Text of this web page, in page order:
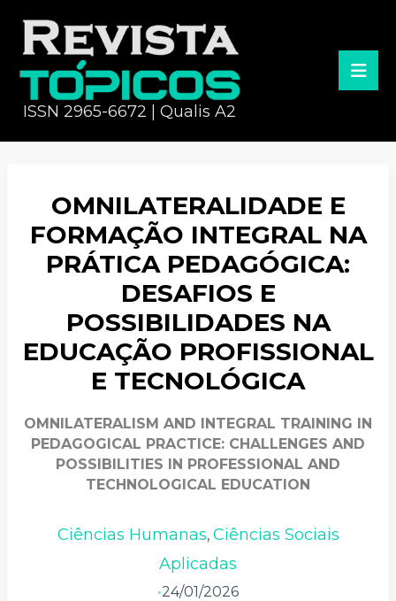
ISSN 2965-6672 | Qualis A2
OMNILATERALIDADE E
FORMAÇÃO INTEGRAL NA
PRÁTICA PEDAGÓGICA:
DESAFIOS E
POSSIBILIDADES NA
EDUCAÇÃO PROFISSIONAL
E TECNOLÓGICA
OMNILATERALISM AND INTEGRAL TRAINING IN
PEDAGOGICAL PRACTICE: CHALLENGES AND
POSSIBILITIES IN PROFESSIONAL AND
TECHNOLOGICAL EDUCATION
Ciências Humanas, Ciências Sociais
Aplicadas
•24/01/2026